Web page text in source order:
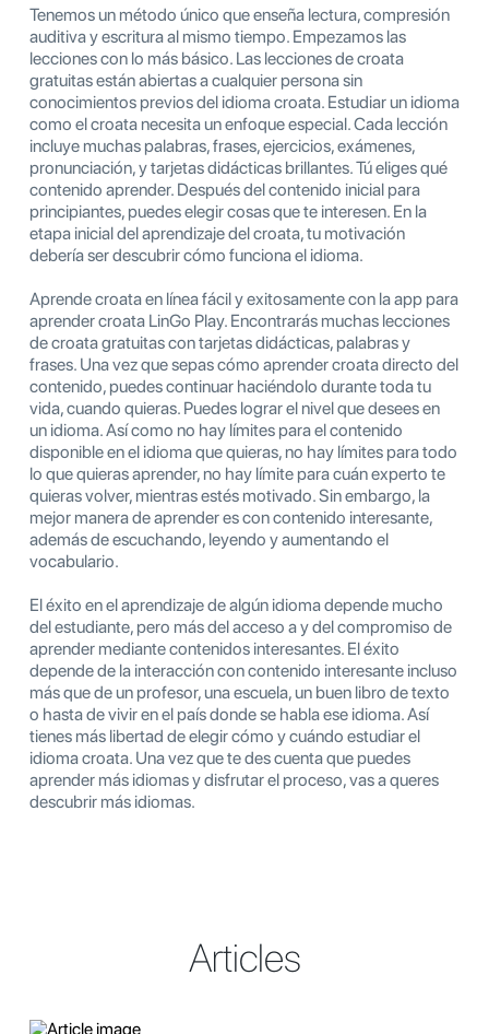
Tenemos un método único que enseña lectura, compresión
auditiva y escritura al mismo tiempo. Empezamos las
lecciones con lo más básico. Las lecciones de croata
gratuitas están abiertas a cualquier persona sin
conocimientos previos del idioma croata. Estudiar un idioma
como el croata necesita un enfoque especial. Cada lección
incluye muchas palabras, frases, ejercicios, exámenes,
pronunciación, y tarjetas didácticas brillantes. Tú eliges qué
contenido aprender. Después del contenido inicial para
principiantes, puedes elegir cosas que te interesen. En la
etapa inicial del aprendizaje del croata, tu motivación
debería ser descubrir cómo funciona el idioma.
Aprende croata en línea fácil y exitosamente con la app para
aprender croata LinGo Play. Encontrarás muchas lecciones
de croata gratuitas con tarjetas didácticas, palabras y
frases. Una vez que sepas cómo aprender croata directo del
contenido, puedes continuar haciéndolo durante toda tu
vida, cuando quieras. Puedes lograr el nivel que desees en
un idioma. Así como no hay límites para el contenido
disponible en el idioma que quieras, no hay límites para todo
lo que quieras aprender, no hay límite para cuán experto te
quieras volver, mientras estés motivado. Sin embargo, la
mejor manera de aprender es con contenido interesante,
además de escuchando, leyendo y aumentando el
vocabulario.
El éxito en el aprendizaje de algún idioma depende mucho
del estudiante, pero más del acceso a y del compromiso de
aprender mediante contenidos interesantes. El éxito
depende de la interacción con contenido interesante incluso
más que de un profesor, una escuela, un buen libro de texto
o hasta de vivir en el país donde se habla ese idioma. Así
tienes más libertad de elegir cómo y cuándo estudiar el
idioma croata. Una vez que te des cuenta que puedes
aprender más idiomas y disfrutar el proceso, vas a queres
descubrir más idiomas.
Articles